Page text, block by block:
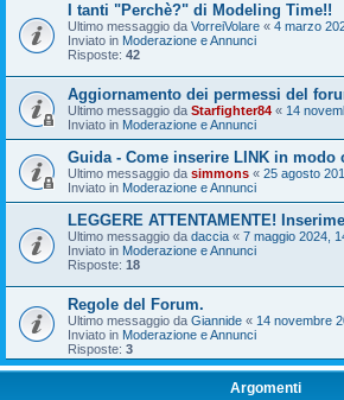
I tanti "Perchè?" di Modeling Time!!
Ultimo messaggio da VorreiVolare « 4 marzo
Inviato in Moderazione e Annunci
Risposte: 42
Aggiornamento dei permessi del
Ultimo messaggio da Starfighter84 « 14
Inviato in Moderazione e Annunci
Guida - Come inserire LINK in modo
Ultimo messaggio da simmons « 25 agosto
Inviato in Moderazione e Annunci
LEGGERE ATTENTAMENTE!
Ultimo messaggio da daccia « 7 maggio 2024,
Inviato in Moderazione e Annunci
Risposte: 18
Regole del Forum.
Ultimo messaggio da Giannide « 14 novembre
Inviato in Moderazione e Annunci
Risposte: 3
Argomenti